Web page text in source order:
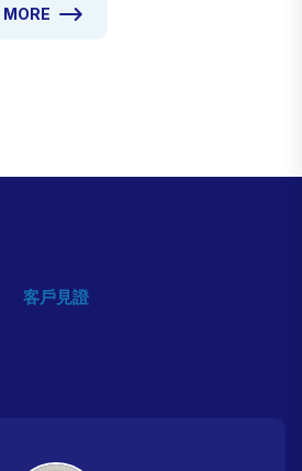
洲著名的咖啡文化中。
客戶見證